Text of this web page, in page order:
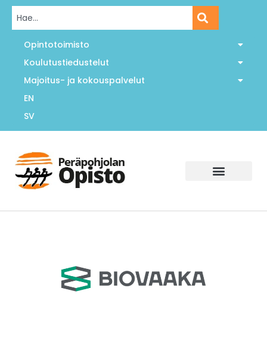
Opintotoimisto
Koulutustiedustelut
Majoitus- ja kokouspalvelut
EN
SV